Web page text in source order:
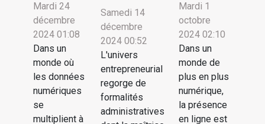
Mardi 24
décembre
2024 01:08
Dans un
monde où
les données
numériques
se
multiplient à
Samedi 14
décembre
2024 00:52
L'univers
entrepreneurial
regorge de
formalités
administratives
Mardi 1
octobre
2024 02:10
Dans un
monde de
plus en plus
numérique,
la présence
en ligne est